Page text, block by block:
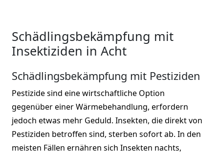
Schädlingsbekämpfung mit
Insektiziden in Acht
Schädlingsbekämpfung mit Pestiziden
Pestizide sind eine wirtschaftliche Option
gegenüber einer Wärmebehandlung, erfordern
jedoch etwas mehr Geduld. Insekten, die direkt von
Pestiziden betroffen sind, sterben sofort ab. In den
meisten Fällen ernähren sich Insekten nachts,